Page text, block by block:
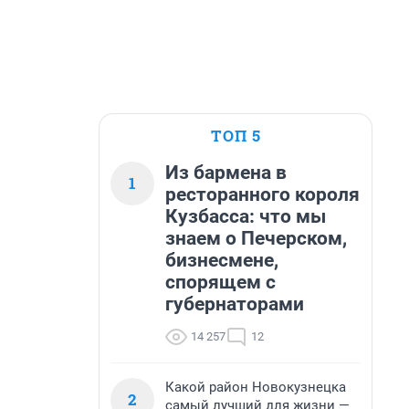
ТОП 5
1
Из бармена в
ресторанного короля
Кузбасса: что мы
знаем о Печерском,
бизнесмене,
спорящем с
губернаторами
14 257 12
2
Какой район Новокузнецка
самый лучший для жизни —